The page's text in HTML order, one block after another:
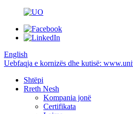
English
Uebfaqja e kornizës dhe kutisë:
Shtëpi
Rreth Nesh
Kompania jonë
Certifikata